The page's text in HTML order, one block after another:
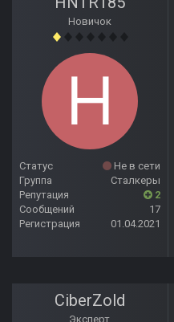
Новичок
Статус
Не в сети
Группа
Сталкеры
Репутация
2
Сообщений
17
Регистрация
01.04.2021
CiberZold
Эксперт